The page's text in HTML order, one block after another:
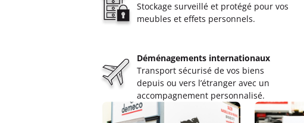
Déménagements ABD Bressane Sancé
19 Rue du 19 Mars 1962 71000 Sancé
Plus d'informations
Un devis ?
Stockage surveillé et protégé pour vos
meubles et effets personnels.
Déménagements internationaux
Transport sécurisé de vos biens
depuis ou vers l’étranger avec un
accompagnement personnalisé.